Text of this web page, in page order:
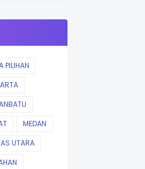
PILIHAN
MEDAN
UTARA